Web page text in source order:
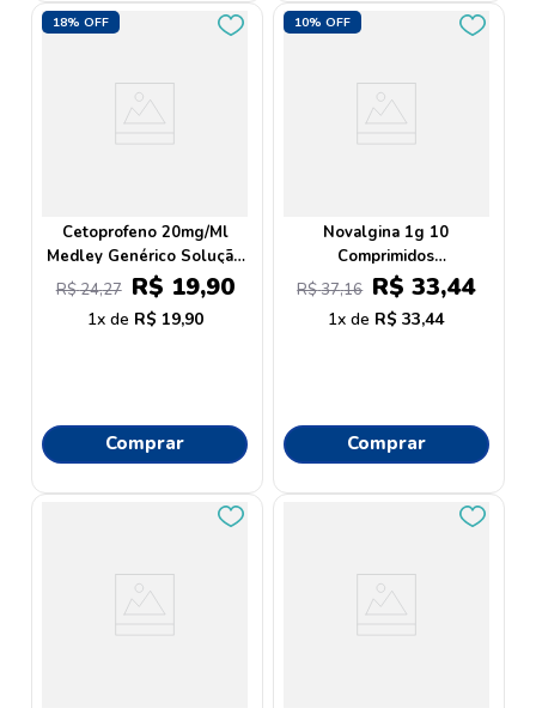
18% OFF
Cetoprofeno 20mg/Ml
Medley Genérico Solução
Oral Gotas 20ml
R$24,27 R$ 19,90
1 R$ 19,90
Comprar
10% OFF
Novalgina 1g 10
Comprimidos
Efervescentes
R$37,16 R$ 33,44
1 R$ 33,44
Comprar